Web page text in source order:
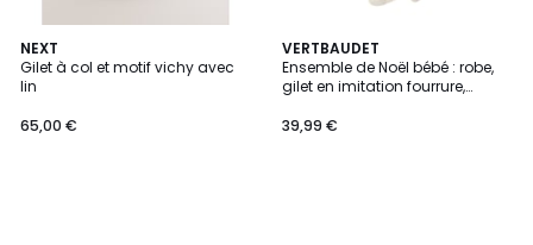
NEXT
Gilet à col et motif vichy avec
lin
65,00 €
VERTBAUDET
Ensemble de Noël bébé : robe,
gilet en imitation fourrure,
39,99 €